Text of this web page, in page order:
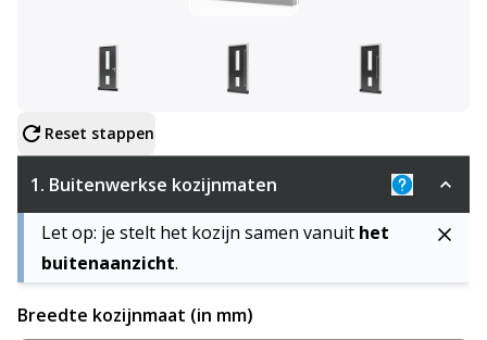
Configureer product
Reset stappen
1. Buitenwerkse kozijnmaten
Uitleg: De
Let op: je stelt het kozijn samen vanuit het
buitenaanzicht.
Breedte kozijnmaat (in mm)